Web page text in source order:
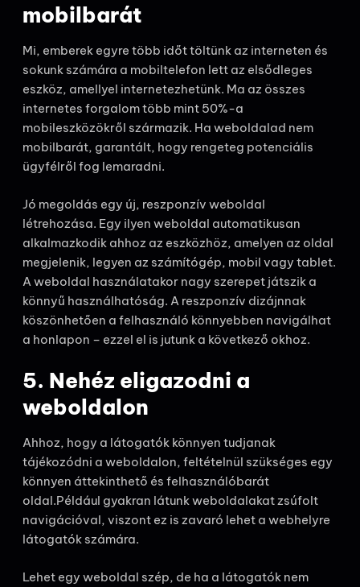
mobilbarát
Mi, emberek egyre több időt töltünk az interneten és
sokunk számára a mobiltelefon lett az elsődleges
eszköz, amellyel internetezhetünk. Ma az összes
internetes forgalom több mint 50%-a
mobileszközökről származik. Ha weboldalad nem
mobilbarát, garantált, hogy rengeteg potenciális
ügyfélről fog lemaradni.
Jó megoldás egy új, reszponzív weboldal
létrehozása. Egy ilyen weboldal automatikusan
alkalmazkodik ahhoz az eszközhöz, amelyen az oldal
megjelenik, legyen az számítógép, mobil vagy tablet.
A weboldal használatakor nagy szerepet játszik a
könnyű használhatóság. A reszponzív dizájnnak
köszönhetően a felhasználó könnyebben navigálhat
a honlapon – ezzel el is jutunk a következő okhoz.
5. Nehéz eligazodni a
weboldalon
Ahhoz, hogy a látogatók könnyen tudjanak
tájékozódni a weboldalon, feltételnül szükséges egy
könnyen áttekinthető és felhasználóbarát
oldal.Például gyakran látunk weboldalakat zsúfolt
navigációval, viszont ez is zavaró lehet a webhelyre
látogatók számára.
Lehet egy weboldal szép, de ha a látogatók nem